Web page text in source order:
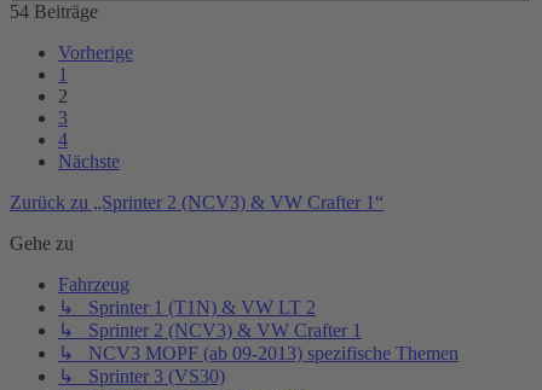
54 Beiträge
Vorherige
1
2
3
4
Nächste
Zurück zu „Sprinter 2 (NCV3) & VW Crafter 1“
Gehe zu
Fahrzeug
↳ Sprinter 1 (T1N) & VW LT 2
↳ Sprinter 2 (NCV3) & VW Crafter 1
↳ NCV3 MOPF (ab 09-2013) spezifische Themen
↳ Sprinter 3 (VS30)